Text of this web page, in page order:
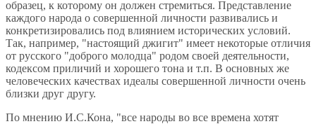
образец, к которому он должен стремиться. Представление
каждого народа о совершенной личности развивались и
конкретизировались под влиянием исторических условий.
Так, например, "настоящий джигит" имеет некоторые отличия
от русского "доброго молодца" родом своей деятельности,
кодексом приличий и хорошего тона и т.п. В основных же
человеческих качествах идеалы совершенной личности очень
близки друг другу.
По мнению И.С.Кона, "все народы во все времена хотят